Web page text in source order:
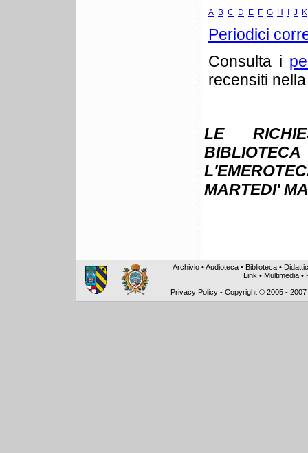
A B C D E F G H J K
Periodici
Consulta i
recensiti
LE
MARTEDI'
Archivio •Audioteca • Biblioteca •
Link • Multimedia •
Privacy Policy -Copyright © 2005 -